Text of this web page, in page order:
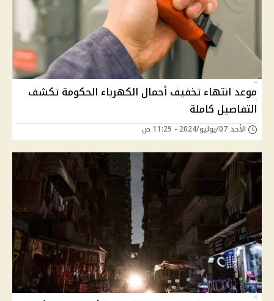
موعد انتهاء تخفيف أحمال الكهرباء الحكومة تكشف
التفاصيل كاملة
الأحد 07/يوليو/2024 - 11:29 ص